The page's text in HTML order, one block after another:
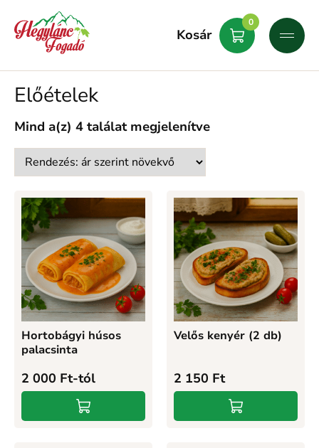
Kosár
0
Előételek
Mind a(z) 4 találat megjelenítve
Hortobágyi húsos
palacsinta
2 000 Ft-tól
Velős kenyér (2 db)
2 150 Ft